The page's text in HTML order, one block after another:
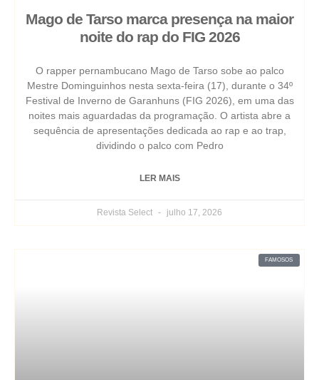
Mago de Tarso marca presença na maior
noite do rap do FIG 2026
O rapper pernambucano Mago de Tarso sobe ao palco
Mestre Dominguinhos nesta sexta-feira (17), durante o 34º
Festival de Inverno de Garanhuns (FIG 2026), em uma das
noites mais aguardadas da programação. O artista abre a
sequência de apresentações dedicada ao rap e ao trap,
dividindo o palco com Pedro
LER MAIS
Revista Select julho 17, 2026
FAMOSOS